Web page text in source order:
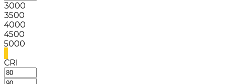
3000
3500
4000
4500
5000
CRI